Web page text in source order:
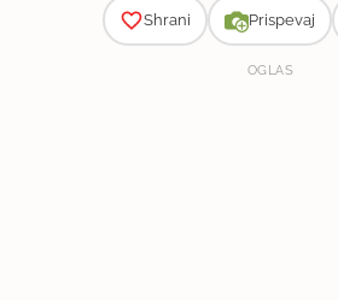
Shrani Prispevaj
OGLAS